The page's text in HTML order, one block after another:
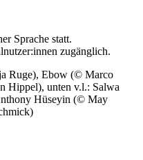
Sprache statt.
zugänglich.
Ruge), Ebow (© Marco
Hippel), unten v.l.: Salwa
Hüseyin (© May